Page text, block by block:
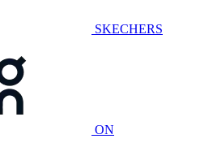
SKECHERS
ON